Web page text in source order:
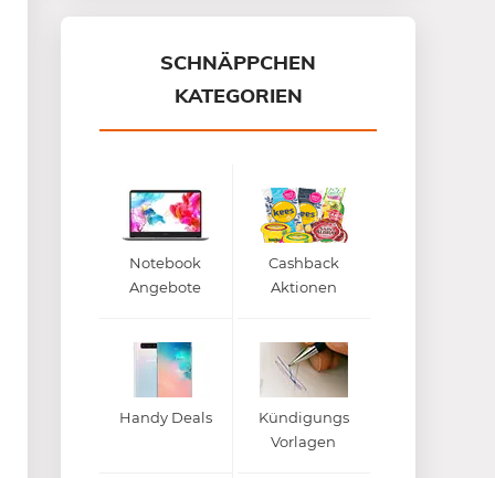
SCHNÄPPCHEN
KATEGORIEN
Notebook
Angebote
Cashback
Aktionen
Handy Deals
Kündigungs
Vorlagen